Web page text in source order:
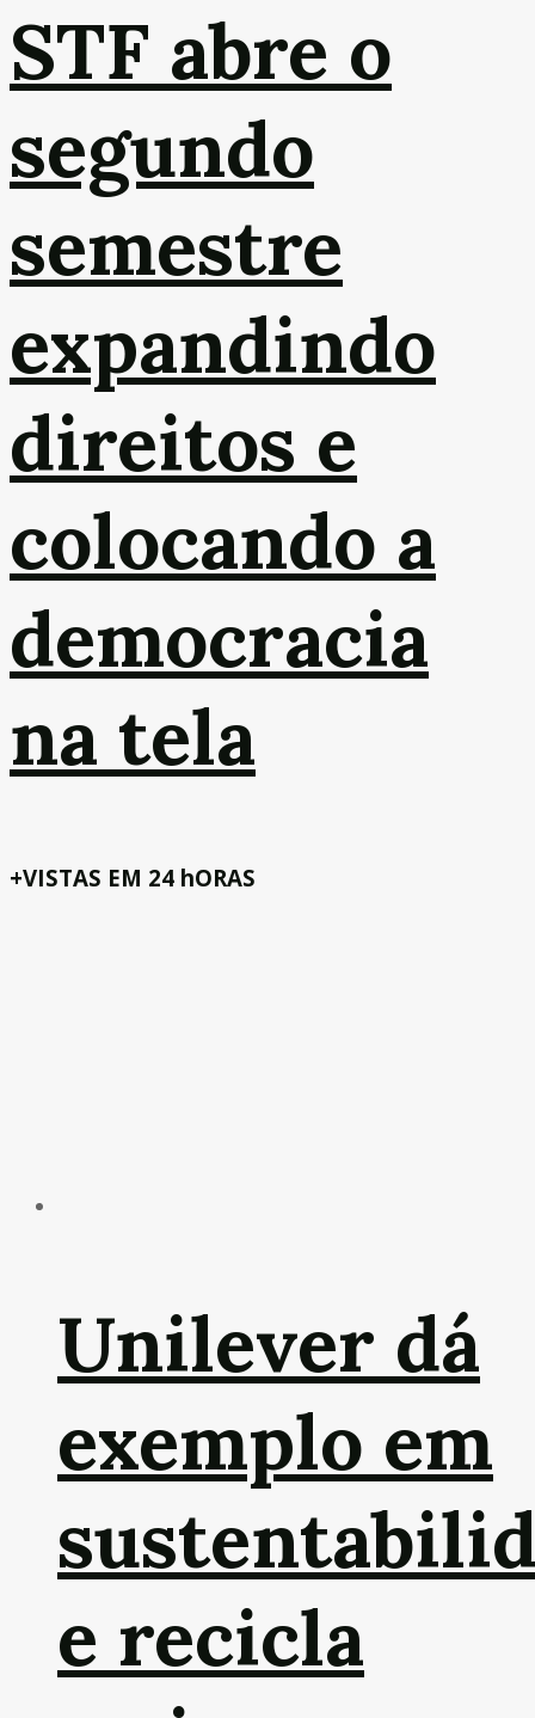
STF abre o
segundo
semestre
expandindo
direitos e
colocando a
democracia
na tela
+VISTAS EM 24 hORAS
Unilever dá
exemplo em
e recicla